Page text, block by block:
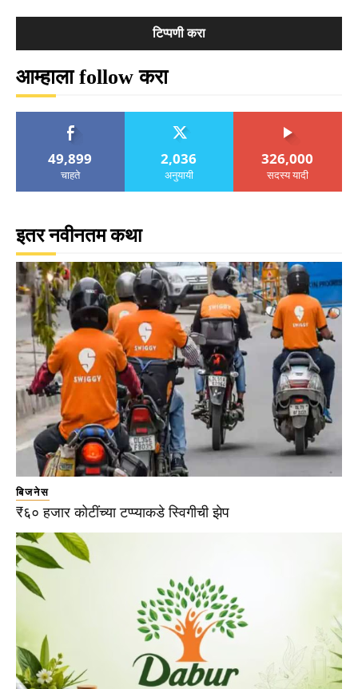
आम्हाला follow करा
49,899
चाहते
2,036
अनुयायी
326,000
सदस्य यादी
इतर नवीनतम कथा
बिजनेस
₹६० हजार कोटींच्या टप्प्याकडे स्विगीची झेप